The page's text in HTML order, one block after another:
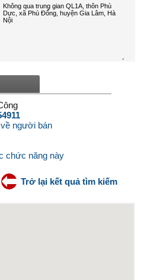
người bán
chức năng này
Trở lại kết quả tìm kiếm